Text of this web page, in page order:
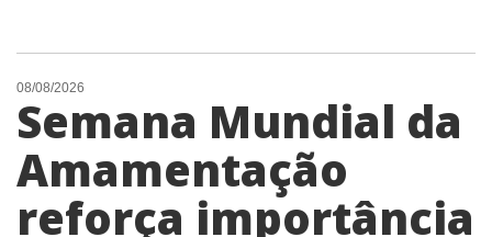
08/08/2026
Semana Mundial da
Amamentação
reforça importância